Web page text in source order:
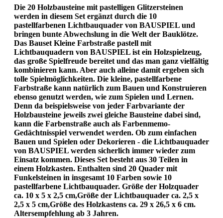
Die 20 Holzbausteine mit pastelligen Glitzersteinen
werden in diesem Set ergänzt durch die 10
pastellfarbenen Lichtbauquader von BAUSPIEL und
bringen bunte Abwechslung in die Welt der Bauklötze.
Das Bauset Kleine Farbstraße pastell mit
Lichtbauquadern von BAUSPIEL ist ein Holzspielzeug,
das große Spielfreude bereitet und das man ganz vielfältig
kombinieren kann. Aber auch alleine damit ergeben sich
tolle Spielmöglichkeiten. Die kleine, pastellfarbene
Farbstraße kann natürlich zum Bauen und Konstruieren
ebenso genutzt werden, wie zum Spielen und Lernen.
Denn da beispielsweise von jeder Farbvariante der
Holzbausteine jeweils zwei gleiche Bausteine dabei sind,
kann die Farbenstraße auch als Farbenmemo-
Gedächtnisspiel verwendet werden. Ob zum einfachen
Bauen und Spielen oder Dekorieren - die Lichtbauquader
von BAUSPIEL werden sicherlich immer wieder zum
Einsatz kommen. Dieses Set besteht aus 30 Teilen in
einem Holzkasten. Enthalten sind 20 Quader mit
Funkelsteinen in insgesamt 10 Farben sowie 10
pastellfarbene Lichtbauquader. Größe der Holzquader
ca. 10 x 5 x 2,5 cm,Größe der Lichtbauquader ca. 2,5 x
2,5 x 5 cm,Größe des Holzkastens ca. 29 x 26,5 x 6 cm.
Altersempfehlung ab 3 Jahren.